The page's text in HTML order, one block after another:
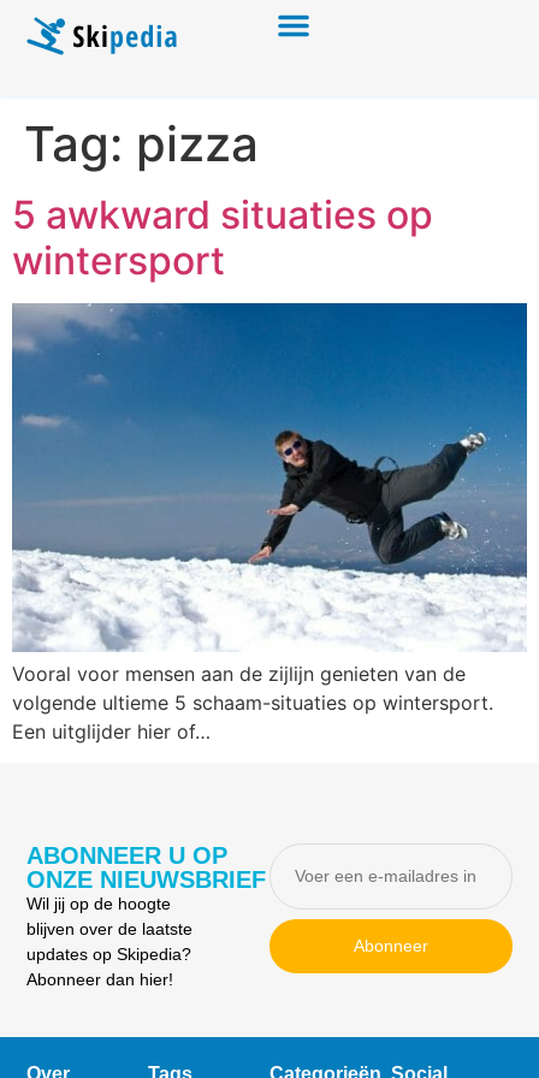
Tag: pizza
5 awkward situaties op
wintersport
Vooral voor mensen aan de zijlijn genieten van de
volgende ultieme 5 schaam-situaties op wintersport.
Een uitglijder hier of…
ABONNEER U OP
ONZE NIEUWSBRIEF
Wil jij op de hoogte
blijven over de laatste
updates op Skipedia?
Abonneer dan hier!
Abonneer
Over Tags Categorieën Social